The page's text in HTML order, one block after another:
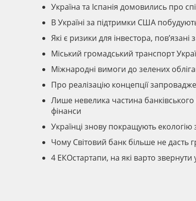
Україна та Іспанія домовились про
В Україні за підтримки США
Які є ризики для інвестора,
Міський громадський транспорт
Міжнародні вимоги до зелених
Про реалізацію концепції
Лише невелика частина банківського
фінанси
Українці знову покращують екологію
Чому Світовий банк більше не дасть
4 ЕКОстартапи, на які варто звернути